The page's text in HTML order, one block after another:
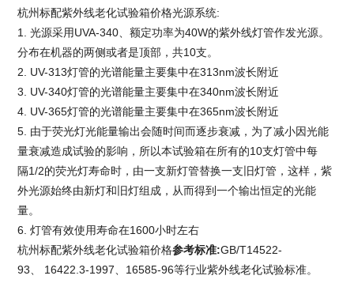
杭州标配紫外线老化试验箱价格光源系统:
1. 光源采用UVA-340、额定功率为40W的紫外线灯管作发光源。
分布在机器的两侧或者是顶部，共10支。
2. UV-313灯管的光谱能量主要集中在313nm波长附近
3. UV-340灯管的光谱能量主要集中在340nm波长附近
4. UV-365灯管的光谱能量主要集中在365nm波长附近
5. 由于荧光灯光能量输出会随时间而逐步衰减，为了减小因光能
量衰减造成试验的影响，所以本试验箱在所有的10支灯管中每
隔1/2的荧光灯寿命时，由一支新灯管替换一支旧灯管，这样，紫
外光源始终由新灯和旧灯组成，从而得到一个输出恒定的光能
量。
6. 灯管有效使用寿命在1600小时左右
杭州标配紫外线老化试验箱价格参考标准:GB/T14522-
93、 16422.3-1997、16585-96等行业紫外线老化试验标准。